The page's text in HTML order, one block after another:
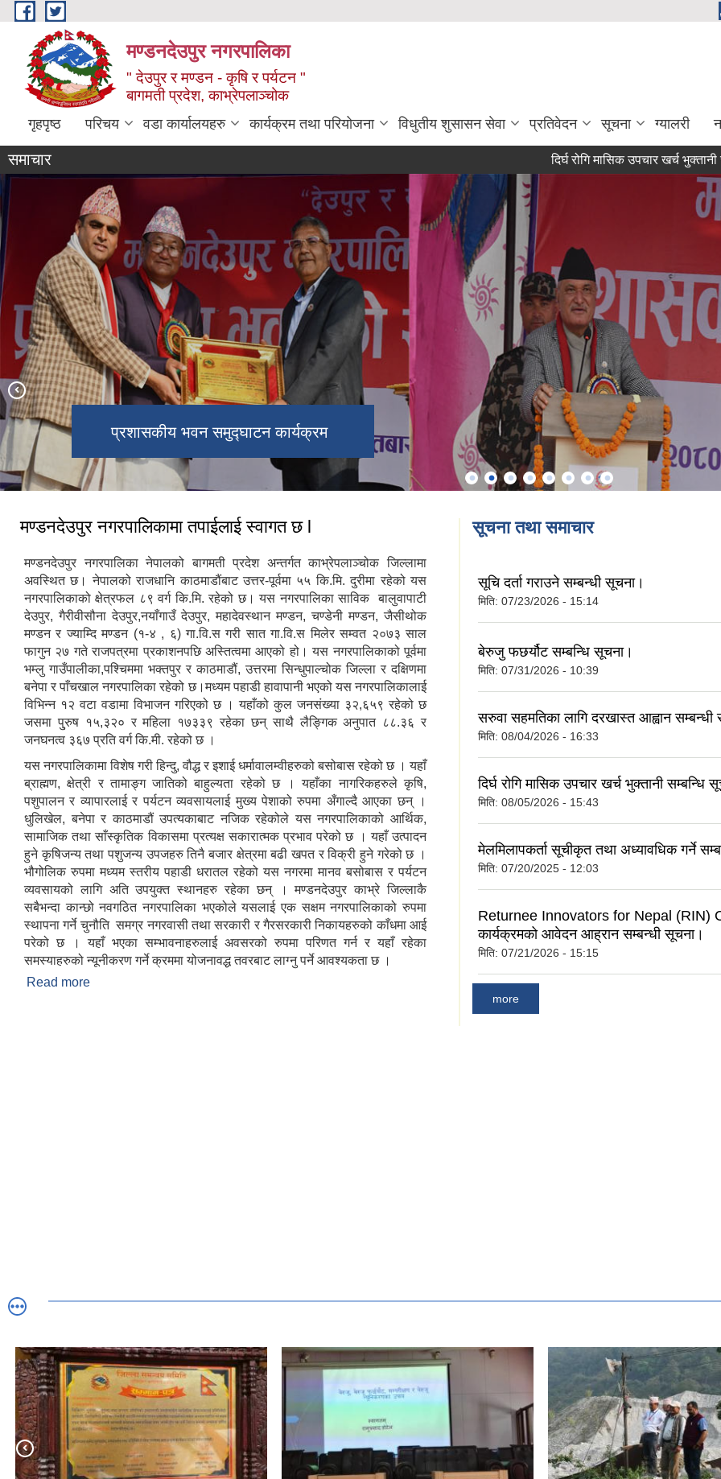
Skip to main content
मण्डनदेउपुर नगरपालिका
" देउपुर र मण्डन - कृषि र पर्यटन "
बागमती प्रदेश, काभ्रेपलाञ्चोक
गृहपृष्ठ परिचय वडा कार्यालयहरु कार्यक्रम तथा परियोजना विधुतीय शुसासन सेवा प्रतिवेदन सूचना ग्यालरी
समाचार दिर्घ रोगि मासिक उपचार खर्च भुक्तानी
दिर्घ रोगि मासिक उपचार खर्च भुक्तानी सम्बन्धि सूचना। सरुवा सहमतिका लागि दरखास्त आह्वान सम्बन्धी सूचना।
प्रशासकीय भवन समुद्‍घाटन
प्रशासकीय भवन समुद्‍घाटन कार्यक्रम
नगरकोट
गोल्भेडा खेती
त्रिनेत्रेश्वर महादेव गुफा
डेडी थुम्का क्याम्पस
चाखोला फाँट
भिम्शेन थुम्कामा रहेको वुद्ध पार्क
मण्डनदेउपुर नगरपालिकामा तपाईलाई स्वागत छ l
मण्डनदेउपुर नगरपालिका नेपालको बागमती प्रदेश अन्तर्गत काभ्रेपलाञ्चोक जिल्लामा
अवस्थित छ। नेपालको राजधानि काठमाडौंबाट उत्तर-पूर्वमा ५५ कि.मि. दुरीमा रहेको यस
नगरपालिकाको क्षेत्रफल ८९ वर्ग कि.मि. रहेको छ। यस नगरपालिका साविक बालुवापाटी
देउपुर, गैरीवीसौना देउपुर,नयाँगाउँ देउपुर, महादेवस्थान मण्डन, चण्डेनी मण्डन, जैसीथोक
मण्डन र ज्याम्दि मण्डन (१-४ , ६) गा.वि.स गरी सात गा.वि.स मिलेर सम्वत २०७३ साल
फागुन २७ गते राजपत्रमा प्रकाशनपछि अस्तित्वमा आएको हो। यस नगरपालिकाको पूर्वमा
भम्लु गाउँपालीका,पश्चिममा भक्तपुर र काठमाडौं, उत्तरमा सिन्धुपाल्चोक जिल्ला र दक्षिणमा
बनेपा र पाँचखाल नगरपालिका रहेको छ।मध्यम पहाडी हावापानी भएको यस नगरपालिकालाई
विभिन्न १२ वटा वडामा विभाजन गरिएको छ । यहाँको कुल जनसंख्या ३२,६५९ रहेको छ
जसमा पु्रुष १५,३२० र महिला १७३३९ रहेका छन् साथै लैङ्गिक अनुपात ८८.३६ र
जनघनत्व ३६७ प्रति वर्ग कि.मी. रहेको छ ।
यस नगरपालिकामा विशेष गरी हिन्दु, वौद्ध र इशाई धर्मावालम्वीहरुको बसोबास रहेको छ । यहाँ
ब्राह्मण, क्षेत्री र तामाङ्ग जातिको बाहुल्यता रहेको छ । यहाँका नागरिकहरुले कृषि,
पशुपालन र व्यापारलाई र पर्यटन व्यवसायलाई मुख्य पेशाको रुपमा अँगाल्दै आएका छन् ।
धुलिखेल, बनेपा र काठमाडौं उपत्यकाबाट नजिक रहेकोले यस नगरपालिकाको आर्थिक,
सामाजिक तथा साँस्कृतिक विकासमा प्रत्यक्ष सकारात्मक प्रभाव परेको छ । यहाँ उत्पादन
हुने कृषिजन्य तथा पशुजन्य उपजहरु तिनै बजार क्षेत्रमा बढी खपत र विक्री हुने गरेको छ ।
भौगोलिक रुपमा मध्यम स्तरीय पहाडी धरातल रहेको यस नगरमा मानव बसोबास र पर्यटन
व्यवसायको लागि अति उपयुक्त स्थानहरु रहेका छन् । मण्डनदेउपुर काभ्रे जिल्लाकै
सबैभन्दा कान्छो नवगठित नगरपालिका भएकोले यसलाई एक सक्षम नगरपालिकाको रुपमा
स्थापना गर्ने चुनौति समग्र नगरवासी तथा सरकारी र गैरसरकारी निकायहरुको काँधमा आई
परेको छ । यहाँ भएका सम्भावनाहरुलाई अवसरको रुपमा परिणत गर्न र यहाँ रहेका
समस्याहरुको न्यूनीकरण गर्ने क्रममा योजनावद्ध तवरबाट लाग्नु पर्ने आवश्यकता छ ।
Read more
सूचना तथा समाचार
सूचि दर्ता गराउने सम्बन्धी सूचना।
मिति: 07/23/2026 - 15:14
बेरुजु फछर्यौट सम्बन्धि सूचना।
मिति: 07/31/2026 - 10:39
सरुवा सहमतिका लागि दरखास्त आह्वान सम्बन्धी
मिति: 08/04/2026 - 16:33
दिर्घ रोगि मासिक उपचार खर्च भुक्तानी सम्बन्धि
मिति: 08/05/2026 - 15:43
मेलमिलापकर्ता सूचीकृत तथा अध्यावधिक गर्ने
मिति: 07/20/2025 - 12:03
Returnee Innovators for Nepal (RIN)
कार्यक्रमको आवेदन आह्रान सम्बन्धी सूचना।
मिति: 07/21/2026 - 15:15
more